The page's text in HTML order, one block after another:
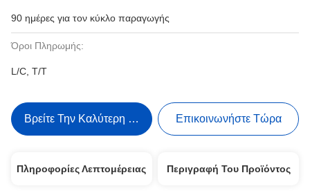
90 ημέρες για τον κύκλο παραγωγής
Όροι Πληρωμής:
L/C, T/T
Βρείτε Την Καλύτερη Τιμή Επικοινωνήστε Τώρα
Πληροφορίες Λεπτομέρειας Περιγραφή Του Προϊόντος